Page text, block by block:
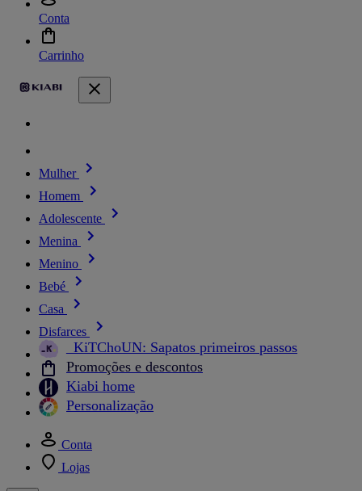
Conta
Carrinho
Mulher
Homem
Adolescente
Menina
Menino
Bebé
Casa
Disfarces
_KiTChoUN: Sapatos primeiros passos
Promoções e descontos
Kiabi home
Personalização
Conta
Lojas